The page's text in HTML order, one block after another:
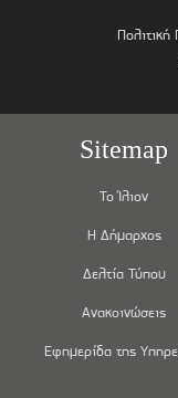
Sitemap
Το Ίλιον
Η Δήμαρχος
Δελτία Τύπου
Ανακοινώσεις
Εφημερίδα της